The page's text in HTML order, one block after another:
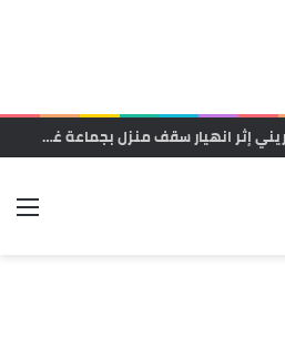
الرشيدية: وفاة شاب عشريني إثر انهيار سقف منزل بجماعة غريس السفلى